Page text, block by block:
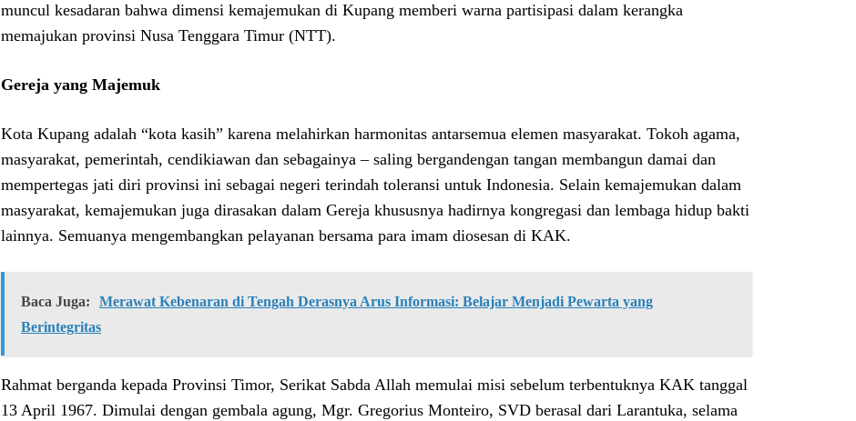
muncul kesadaran bahwa dimensi kemajemukan di Kupang memberi warna partisipasi dalam kerangka
memajukan provinsi Nusa Tenggara Timur (NTT).
Gereja yang Majemuk
Kota Kupang adalah “kota kasih” karena melahirkan harmonitas antarsemua elemen masyarakat. Tokoh agama,
masyarakat, pemerintah, cendikiawan dan sebagainya – saling bergandengan tangan membangun damai dan
mempertegas jati diri provinsi ini sebagai negeri terindah toleransi untuk Indonesia. Selain kemajemukan dalam
masyarakat, kemajemukan juga dirasakan dalam Gereja khususnya hadirnya kongregasi dan lembaga hidup bakti
lainnya. Semuanya mengembangkan pelayanan bersama para imam diosesan di KAK.
Baca Juga:
Merawat Kebenaran di Tengah Derasnya Arus Informasi: Belajar Menjadi Pewarta yang
Berintegritas
Rahmat berganda kepada Provinsi Timor, Serikat Sabda Allah memulai misi sebelum terbentuknya KAK tanggal
13 April 1967. Dimulai dengan gembala agung, Mgr. Gregorius Monteiro, SVD berasal dari Larantuka, selama